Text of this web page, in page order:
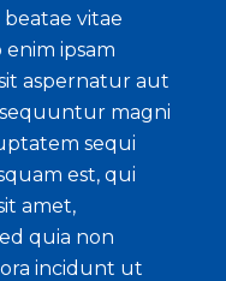
vitae
ipsam
aspernatur aut
magni
sequi
est, qui
amet,
quia non
incidunt ut